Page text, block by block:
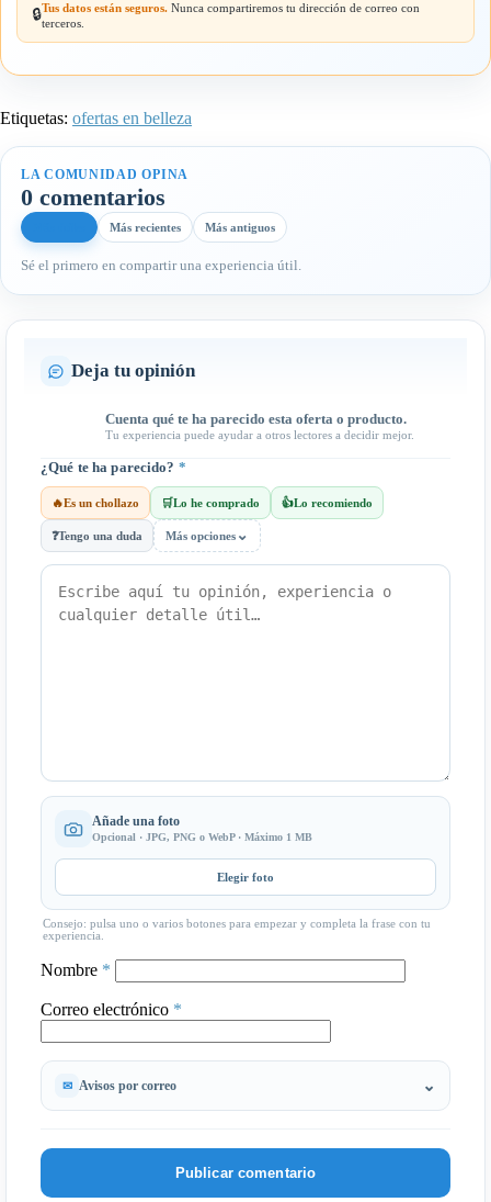
🔒Tus datos están seguros. Nunca compartiremos tu dirección de correo con
terceros.
Etiquetas: ofertas en belleza
LA COMUNIDAD OPINA
0 comentarios
Más recientes Más antiguos
Sé el primero en compartir una experiencia útil.
Deja tu opinión
Cuenta qué te ha parecido esta oferta o producto.
Tu experiencia puede ayudar a otros lectores a decidir mejor.
¿Qué te ha parecido? *
🔥Es un chollazo 🛒Lo he comprado 👍Lo recomiendo
❓Tengo una duda Más opciones ⌄
Añade una foto
Opcional · JPG, PNG o WebP · Máximo 1 MB
Elegir foto
Consejo: pulsa uno o varios botones para empezar y completa la frase con tu
experiencia.
Nombre *
Correo electrónico *
Avisos por correo